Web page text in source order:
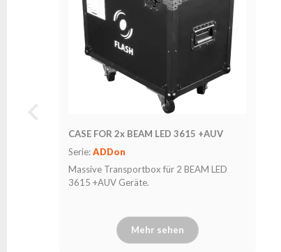
CASE FOR 2x BEAM LED 3615 +AUV
Serie:ADDon
Massive Transportbox für 2 BEAM LED
3615 +AUV Geräte.
Mehr sehen